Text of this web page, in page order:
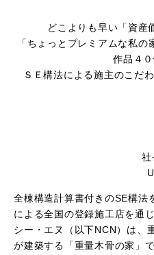
どこよりも早い「資産
「ちょっとプレミアムな私
作品４
ＳＥ構法による施主のこだ
社
全棟構造計算書付きのSE構法
による全国の登録施工店を通
シー・エヌ（以下NCN）は、
が建築する「重量木骨の家」